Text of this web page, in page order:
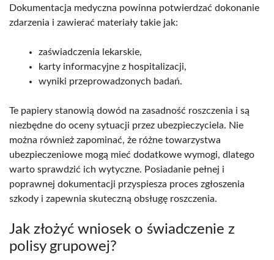
Dokumentacja medyczna powinna potwierdzać dokonanie
zdarzenia i zawierać materiały takie jak:
zaświadczenia lekarskie,
karty informacyjne z hospitalizacji,
wyniki przeprowadzonych badań.
Te papiery stanowią dowód na zasadność roszczenia i są
niezbędne do oceny sytuacji przez ubezpieczyciela. Nie
można również zapominać, że różne towarzystwa
ubezpieczeniowe mogą mieć dodatkowe wymogi, dlatego
warto sprawdzić ich wytyczne. Posiadanie pełnej i
poprawnej dokumentacji przyspiesza proces zgłoszenia
szkody i zapewnia skuteczną obsługę roszczenia.
Jak złożyć wniosek o świadczenie z
polisy grupowej?